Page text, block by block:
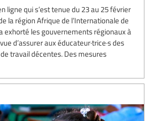
ligne qui s’est tenue du 23 au 25 février
la région Afrique de l’Internationale de
a exhorté les gouvernements régionaux à
d’assurer aux éducateur·trice·s des
travail décentes. Des mesures